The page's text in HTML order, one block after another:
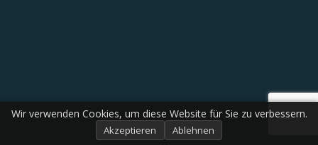
Wir verwenden Cookies, um diese Website für Sie zu verbessern.
Akzeptieren Ablehnen